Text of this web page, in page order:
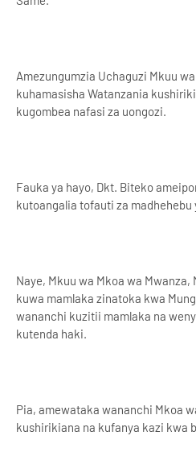
Amezungumzia Uchaguzi Mkuu
kuhamasisha Watanzania
kugombea nafasi za uongozi.
Fauka ya hayo, Dkt. Biteko
kutoangalia tofauti za
Naye, Mkuu wa Mkoa wa Mwanza,
kuwa mamlaka zinatoka kwa
wananchi kuzitii mamlaka na
kutenda haki.
Pia, amewataka wananchi Mkoa
kushirikiana na kufanya kazi kwa